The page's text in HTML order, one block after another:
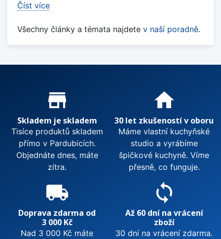
Číst více
Všechny články a témata najdete v naší poradně.
Proč nakupovat u nás?
store_mall_directory
Skladem je skladem
Tisíce produktů skladem
přímo v Pardubicích.
Objednáte dnes, máte
zítra.
home
30 let zkušeností v oboru
Máme vlastní kuchyňské
studio a vyrábíme
špičkové kuchyně. Víme
přesně, co funguje.
local_shipping
Doprava zdarma od
3 000 Kč
Nad 3 000 Kč máte
sync
Až 60 dní na vrácení
zboží
30 dní na vrácení zdarma.